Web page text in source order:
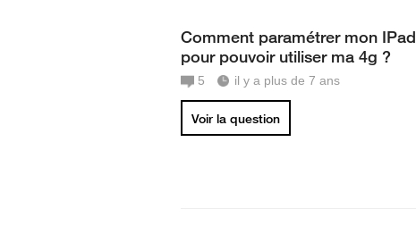
Comment paramétrer mon IPad
pour pouvoir utiliser ma 4g ?
5 il y a plus de 7 ans
Voir la question